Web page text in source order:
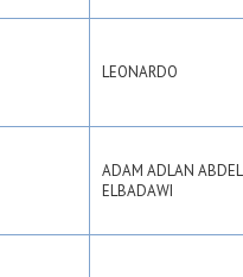
LEONARDO
ADAM ADLAN
ELBADAWI